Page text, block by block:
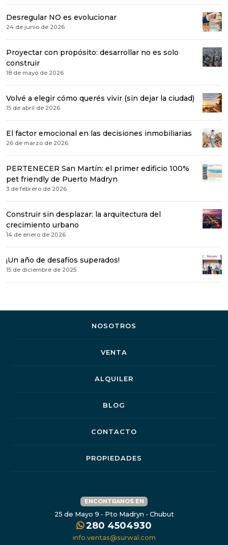
Desregular NO es evolucionar
24 de junio de 2026
Proyectar con propósito: desarrollar no es solo
construir
18 de mayo de 2026
Volvé a elegir cómo querés vivir (sin dejar la ciudad)
15 de abril de 2026
El factor emocional en las decisiones inmobiliarias
26 de marzo de 2026
PERTENECER San Martín: el primer edificio 100%
pet friendly de Puerto Madryn
3 de febrero de 2026
Construir sin desplazar: la arquitectura del
crecimiento urbano
14 de enero de 2026
¡Un año de desafíos superados!
15 de diciembre de 2025
NOSOTROS
VENTA
ALQUILER
BLOG
CONTACTO
PROPIEDADES
ENCONTRANOS EN
25 de Mayo 9 - Pto Madryn - Chubut
280 4504930
info.ventas@surwal.com